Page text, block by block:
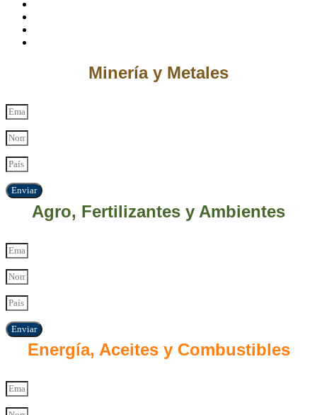
Minería y Metales
Enviar
Agro, Fertilizantes y Ambientes
Enviar
Energía, Aceites y Combustibles